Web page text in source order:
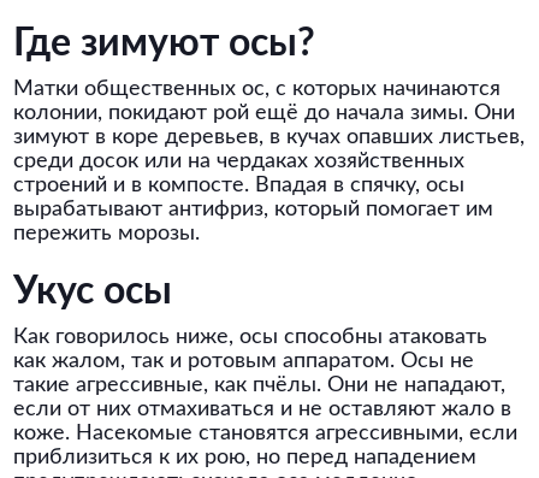
Где зимуют осы?
Матки общественных ос, с которых начинаются
колонии, покидают рой ещё до начала зимы. Они
зимуют в коре деревьев, в кучах опавших листьев,
среди досок или на чердаках хозяйственных
строений и в компосте. Впадая в спячку, осы
вырабатывают антифриз, который помогает им
пережить морозы.
Укус осы
Как говорилось ниже, осы способны атаковать
как жалом, так и ротовым аппаратом. Осы не
такие агрессивные, как пчёлы. Они не нападают,
если от них отмахиваться и не оставляют жало в
коже. Насекомые становятся агрессивными, если
приблизиться к их рою, но перед нападением